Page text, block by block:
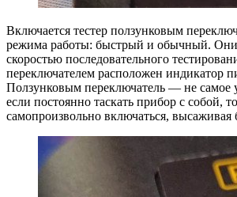
Включается тестер ползунковым
режима работы: быстрый и обычный. Они
скоростью последовательного
переключателем расположен индикатор
Ползунковым переключатель — не самое
если постоянно таскать прибор с собой,
самопроизвольно включаться, высаживая